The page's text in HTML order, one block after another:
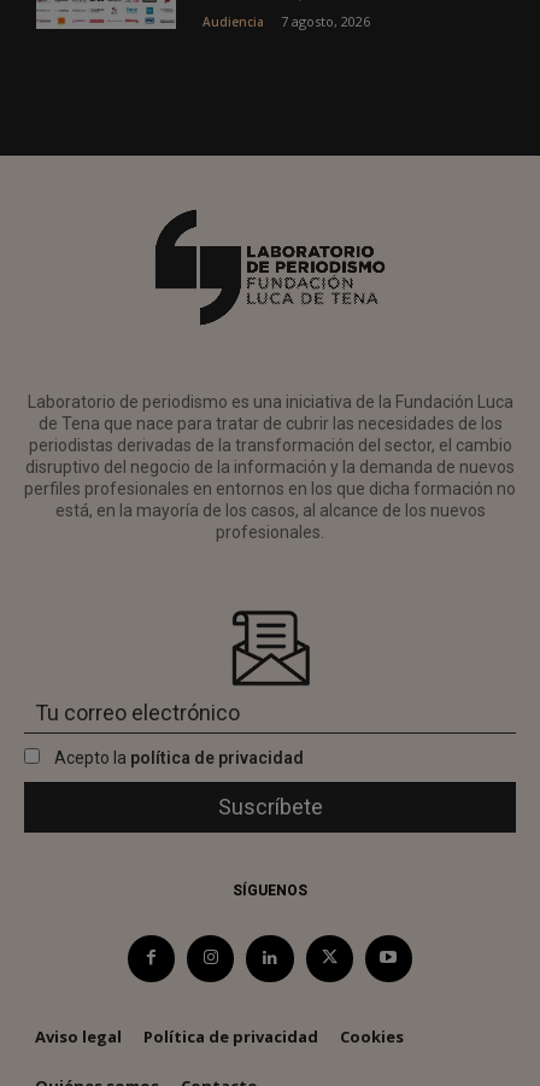
Audiencia 7 agosto, 2026
Laboratorio de periodismo es una iniciativa de la Fundación Luca
de Tena que nace para tratar de cubrir las necesidades de los
periodistas derivadas de la transformación del sector, el cambio
disruptivo del negocio de la información y la demanda de nuevos
perfiles profesionales en entornos en los que dicha formación no
está, en la mayoría de los casos, al alcance de los nuevos
profesionales.
Acepto la política de privacidad
SÍGUENOS
Aviso legal Política de privacidad Cookies